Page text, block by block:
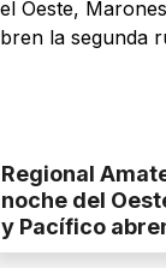
Regional
noche del
y Pacífico
rueda